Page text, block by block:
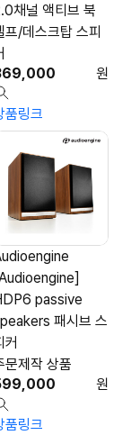
채널 액티브 북
프/데스크탑 스피
원
품링크
passive
패시브 스
커
문제작 상품
원
품링크